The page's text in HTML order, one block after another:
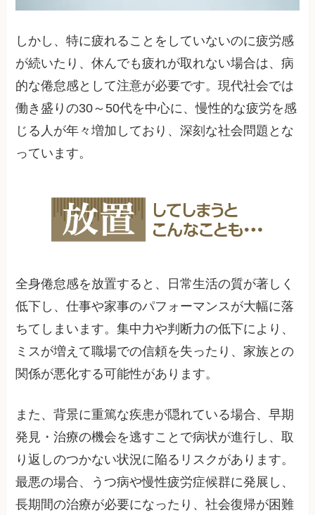
しかし、特に疲れることをしていないのに疲労感
が続いたり、休んでも疲れが取れない場合は、病
的な倦怠感として注意が必要です。現代社会では
働き盛りの30～50代を中心に、慢性的な疲労を感
じる人が年々増加しており、深刻な社会問題とな
っています。
全身倦怠感を放置すると、日常生活の質が著しく
低下し、仕事や家事のパフォーマンスが大幅に落
ちてしまいます。集中力や判断力の低下により、
ミスが増えて職場での信頼を失ったり、家族との
関係が悪化する可能性があります。
また、背景に重篤な疾患が隠れている場合、早期
発見・治療の機会を逃すことで病状が進行し、取
り返しのつかない状況に陥るリスクがあります。
最悪の場合、うつ病や慢性疲労症候群に発展し、
長期間の治療が必要になったり、社会復帰が困難